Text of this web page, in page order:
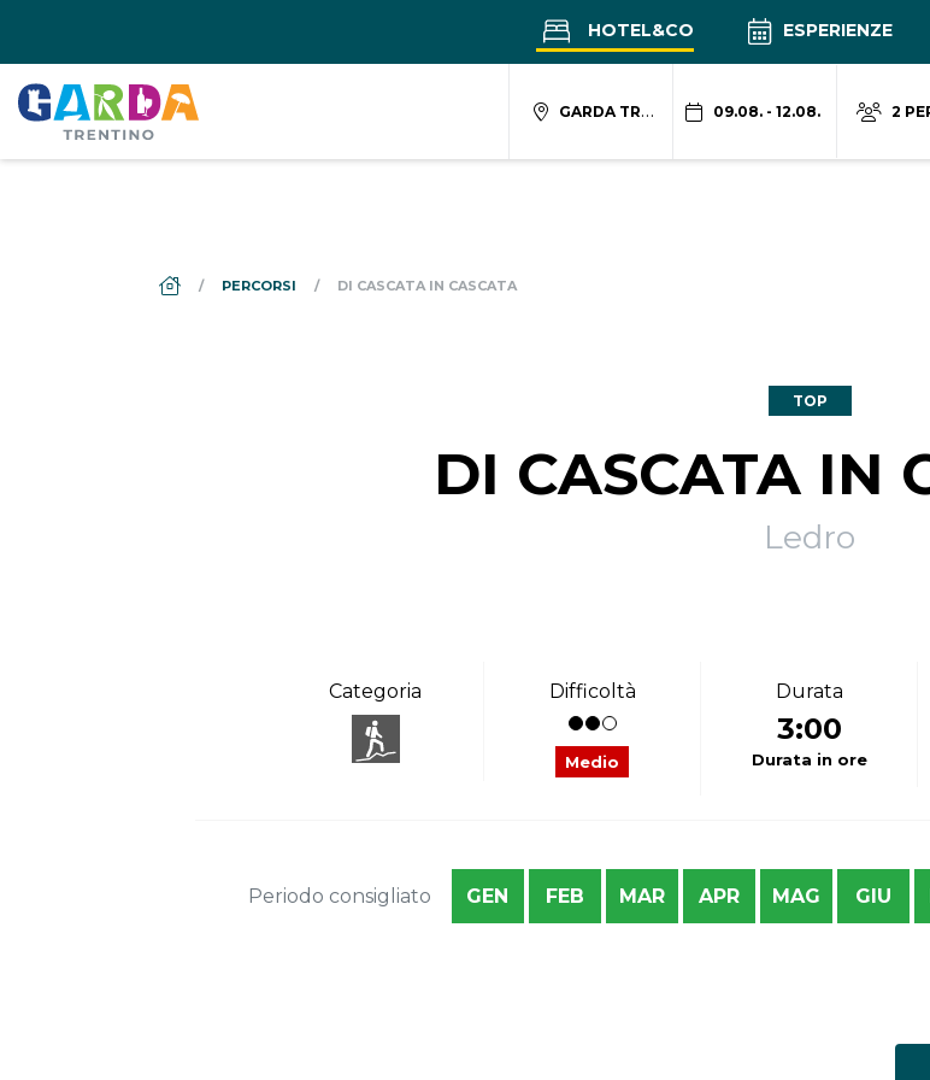
HOTEL&CO ESPERIENZE
GARDA TRENTINO 09.08. - 12.08. 2
DS_BREADCRUMB.HOME
PERCORSI DI CASCATA IN CASCATA
TOP
DI CASCATA IN
Ledro
Categoria Difficoltà
Medio
Durata
3:00
Durata in ore
Periodo consigliato GEN FEB MAR APR MAG GIU